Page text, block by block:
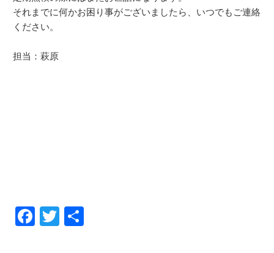
それまでに何かお困り事がございましたら、いつでもご連絡
ください。
担当：萩原
F
T